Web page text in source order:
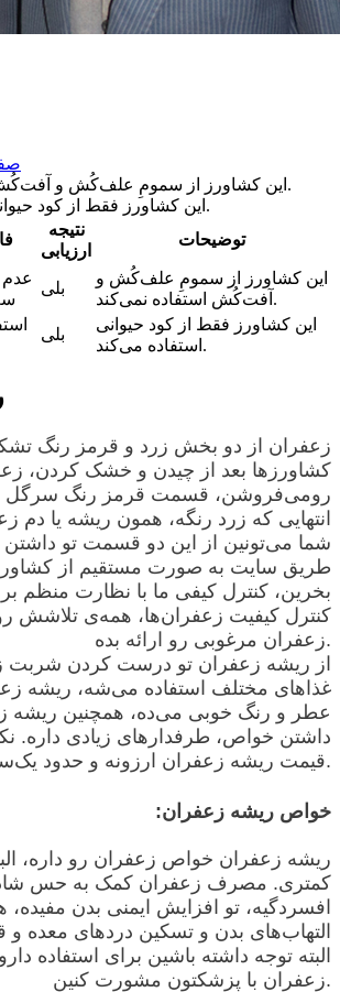
نتیجه
ارزیابی
توضیحات
عدم
بلی
این کشاورز از سمومِ علف‌کُش و
آفت‌کُش استفاده نمی‌کند.
بلی
این کشاورز فقط از کود حیوانی
استفاده می‌کند.
زعفران از دو بخش زرد و قرمز رنگ
کشاورزها بعد از چیدن و خشک کردن،
رومی‌فروشن، قسمت قرمز رنگ سرگل
انتهایی که زرد رنگه، همون ریشه یا دم
این دو قسمت تو داشتن
طریق سایت به صورت مستقیم از
بخرین، کنترل کیفی ما با نظارت منظم
کنترل کیفیت زعفران‌ها، همه‌ی تلاشش
زعفران مرغوبی رو ارائه بده.
از ریشه زعفران تو درست کردن شربت
غذا‌های مختلف استفاده می‌شه، ریشه
عطر و رنگ خوبی می‌ده، همچنین ریشه
داشتن خواص، طرفدارهای زیادی داره.
قیمت ریشه زعفران ارزونه و حدود یک‌سوم قیمت سرگله.
خواص ریشه زعفران:
ریشه زعفران خواص زعفران رو داره،
کمتری. مصرف زعفران کمک به حس
افسردگیه، تو افزایش ایمنی بدن مفیده،
التهاب‌های بدن و تسکین دردهای معده و
البته توجه داشته باشین برای استفاده
زعفران با پزشکتون مشورت کنین.